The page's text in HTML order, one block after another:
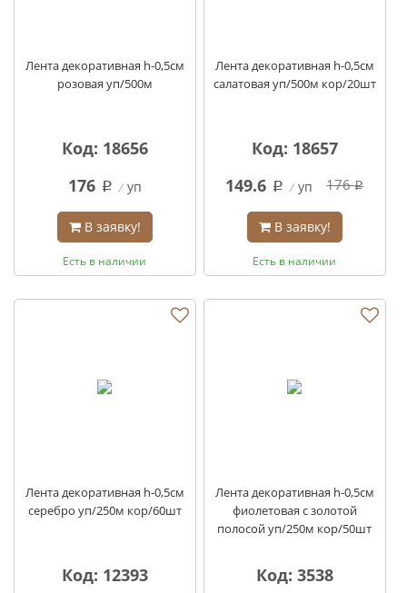
Лента декоративная h-0,5см
розовая уп/500м
Код: 18656
176 q уп
В заявку!
Есть в наличии
Лента декоративная h-0,5см
салатовая уп/500м кор/20шт
Код: 18657
149.6 q уп 176q
В заявку!
Есть в наличии
Лента декоративная h-0,5см
серебро уп/250м кор/60шт
Код: 12393
Лента декоративная h-0,5см
фиолетовая с золотой
полосой уп/250м кор/50шт
Код: 3538